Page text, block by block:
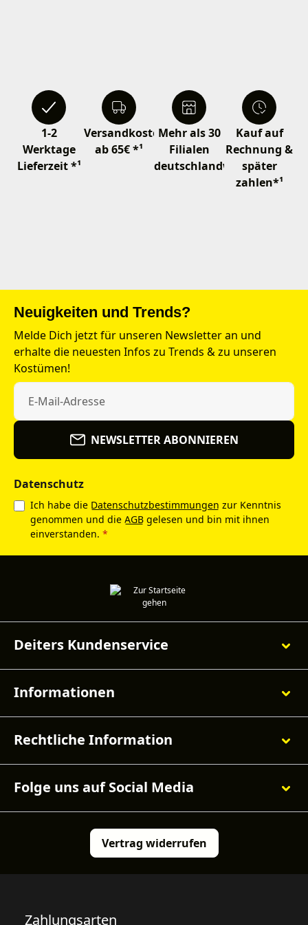
1-2
Werktage
Lieferzeit *¹
Versandkostenfrei
ab 65€ *¹
Mehr als 30
Filialen
deutschlandweit
Kauf auf
Rechnung &
später
zahlen*¹
Neuigkeiten und Trends?
Melde Dich jetzt für unseren Newsletter an und
erhalte die neuesten Infos zu Trends & zu unseren
Kostümen!
NEWSLETTER ABONNIEREN
Datenschutz
Ich habe die Datenschutzbestimmungen zur Kenntnis
genommen und die AGB gelesen und bin mit ihnen
einverstanden. *
Deiters Kundenservice
Informationen
Rechtliche Information
Folge uns auf Social Media
Vertrag widerrufen
Zahlungsarten